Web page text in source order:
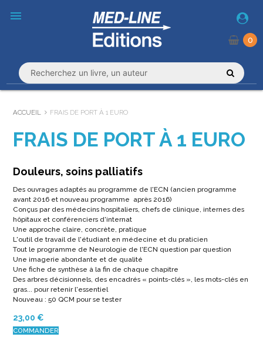
menu
0
ACCUEIL FRAIS DE PORT À 1 EURO
FRAIS DE PORT À 1 EURO
Douleurs, soins palliatifs
Des ouvrages adaptés au programme de l'ECN (ancien programme
avant 2016 et nouveau programme après 2016)
Conçus par des médecins hospitaliers, chefs de clinique, internes des
hôpitaux et conférenciers d'internat
Une approche claire, concrète, pratique
L'outil de travail de l'étudiant en médecine et du praticien
Tout le programme de Neurologie de l'ECN question par question
Une imagerie abondante et de qualité
Une fiche de synthèse à la fin de chaque chapitre
Des arbres décisionnels, des encadrés « points-clés », les mots-clés en
gras... pour retenir l'essentiel
Nouveau : 50 QCM pour se tester
23,00 €
COMMANDER